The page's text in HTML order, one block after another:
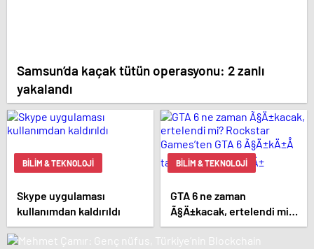
Samsun’da kaçak tütün operasyonu: 2 zanlı
yakalandı
BILIM & TEKNOLOJI
Skype uygulaması
kullanımdan kaldırıldı
BILIM & TEKNOLOJI
GTA 6 ne zaman
Ã§Ä±kacak, ertelendi mi?
Rockstar Games’ten GTA
6 Ã§Ä±kÄ±Å tarihi